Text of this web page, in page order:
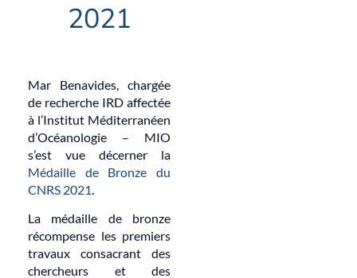
2021
Mar Benavides, chargée
de recherche IRD affectée
à l’Institut Méditerranéen
d’Océanologie – MIO
s’est vue décerner la
Médaille de Bronze du
CNRS 2021
La médaille de bronze
récompense les premiers
travaux consacrant des
chercheurs et des